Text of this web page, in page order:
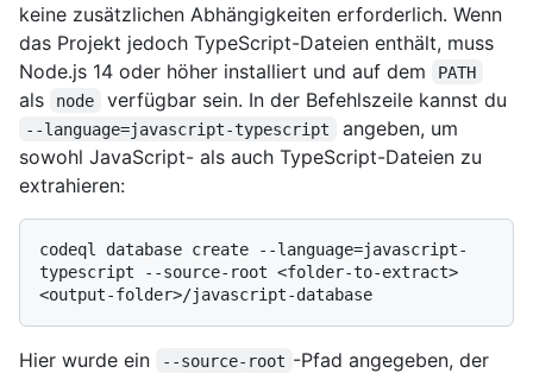
keine zusätzlichen Abhängigkeiten erforderlich. Wenn
das Projekt jedoch TypeScript-Dateien enthält, muss
Node.js 14 oder höher installiert und auf dem
PATH
als node verfügbar sein. In der Befehlszeile kannst du
--language=javascript-typescript
angeben, um
sowohl JavaScript- als auch TypeScript-Dateien zu
extrahieren:
codeql database create --language=javascript-
typescript --source-root <folder-to-extract>
Hier wurde ein --source-root -Pfad angegeben, der